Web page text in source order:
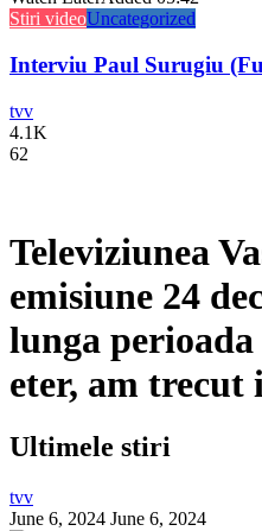
Stiri videoUncategorized
Interviu Paul Surugiu
tvv
4.1K
62
Televiziunea
emisiune 24
lunga perioada
eter, am trecut
Ultimele stiri
tvv
June 6, 2024 June 6, 2024